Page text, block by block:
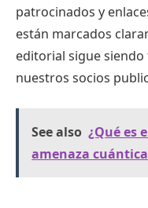
patrocinados y
están marcados
editorial sigue
nuestros socios
See also ¿Qué es
amenaza